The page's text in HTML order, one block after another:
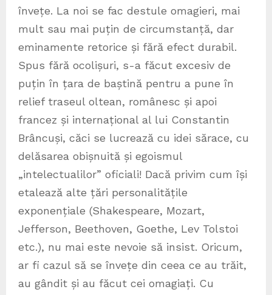
învețe. La noi se fac destule omagieri, mai
mult sau mai puțin de circumstanță, dar
eminamente retorice și fără efect durabil.
Spus fără ocolișuri, s-a făcut excesiv de
puțin în țara de baștină pentru a pune în
relief traseul oltean, românesc și apoi
francez și internațional al lui Constantin
Brâncuși, căci se lucrează cu idei sărace, cu
delăsarea obișnuită și egoismul
„intelectualilor” oficiali! Dacă privim cum își
etalează alte țări personalitățile
exponențiale (Shakespeare, Mozart,
Jefferson, Beethoven, Goethe, Lev Tolstoi
etc.), nu mai este nevoie să insist. Oricum,
ar fi cazul să se învețe din ceea ce au trăit,
au gândit și au făcut cei omagiați. Cu